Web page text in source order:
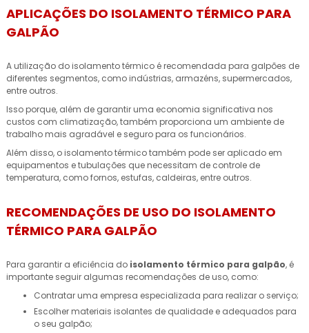
APLICAÇÕES DO ISOLAMENTO TÉRMICO PARA
GALPÃO
A utilização do isolamento térmico é recomendada para galpões de
diferentes segmentos, como indústrias, armazéns, supermercados,
entre outros.
Isso porque, além de garantir uma economia significativa nos
custos com climatização, também proporciona um ambiente de
trabalho mais agradável e seguro para os funcionários.
Além disso, o isolamento térmico também pode ser aplicado em
equipamentos e tubulações que necessitam de controle de
temperatura, como fornos, estufas, caldeiras, entre outros.
RECOMENDAÇÕES DE USO DO ISOLAMENTO
TÉRMICO PARA GALPÃO
Para garantir a eficiência do isolamento térmico para galpão, é
importante seguir algumas recomendações de uso, como:
Contratar uma empresa especializada para realizar o serviço;
Escolher materiais isolantes de qualidade e adequados para
o seu galpão;